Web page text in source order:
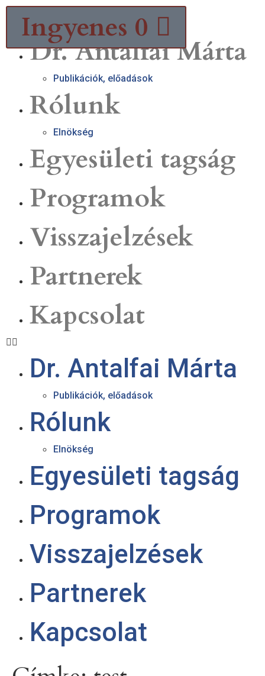
Ingyenes 0
Dr. Antalfai Márta
Publikációk, előadások
Rólunk
Elnökség
Egyesületi tagság
Programok
Visszajelzések
Partnerek
Kapcsolat
Dr. Antalfai Márta
Publikációk, előadások
Rólunk
Elnökség
Egyesületi tagság
Programok
Visszajelzések
Partnerek
Kapcsolat